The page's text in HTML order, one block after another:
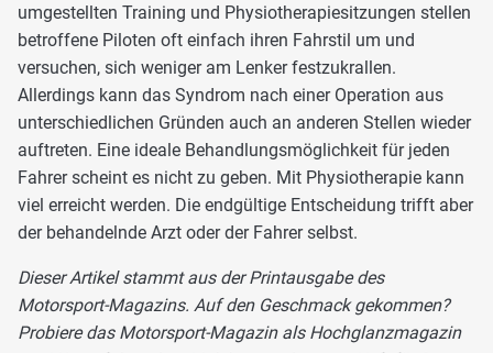
umgestellten Training und Physiotherapiesitzungen stellen
betroffene Piloten oft einfach ihren Fahrstil um und
versuchen, sich weniger am Lenker festzukrallen.
Allerdings kann das Syndrom nach einer Operation aus
unterschiedlichen Gründen auch an anderen Stellen wieder
auftreten. Eine ideale Behandlungsmöglichkeit für jeden
Fahrer scheint es nicht zu geben. Mit Physiotherapie kann
viel erreicht werden. Die endgültige Entscheidung trifft aber
der behandelnde Arzt oder der Fahrer selbst.
Dieser Artikel stammt aus der Printausgabe des
Motorsport-Magazins. Auf den Geschmack gekommen?
Probiere das Motorsport-Magazin als Hochglanzmagazin